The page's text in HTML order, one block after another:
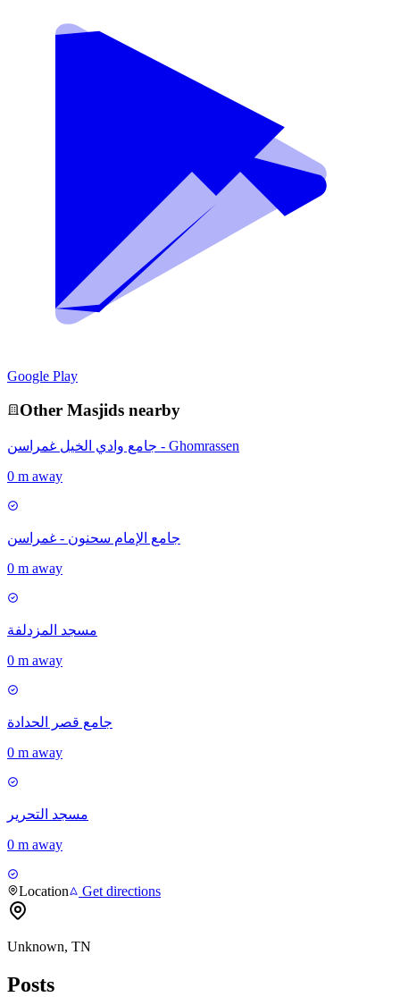
Google Play
Other Masjids nearby
جامع وادي الخيل غمراسن - Ghomrassen
0 m away
جامع الإمام سحنون - غمراسن
0 m away
مسجد المزدلفة
0 m away
جامع قصر الحدادة
0 m away
مسجد التحرير
0 m away
Location Get directions
Unknown, TN
Posts